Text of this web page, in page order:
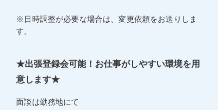
※日時調整が必要な場合は、変更依頼をお送りしま
す。
★出張登録会可能！お仕事がしやすい環境を用
意します★
面談は勤務地にて